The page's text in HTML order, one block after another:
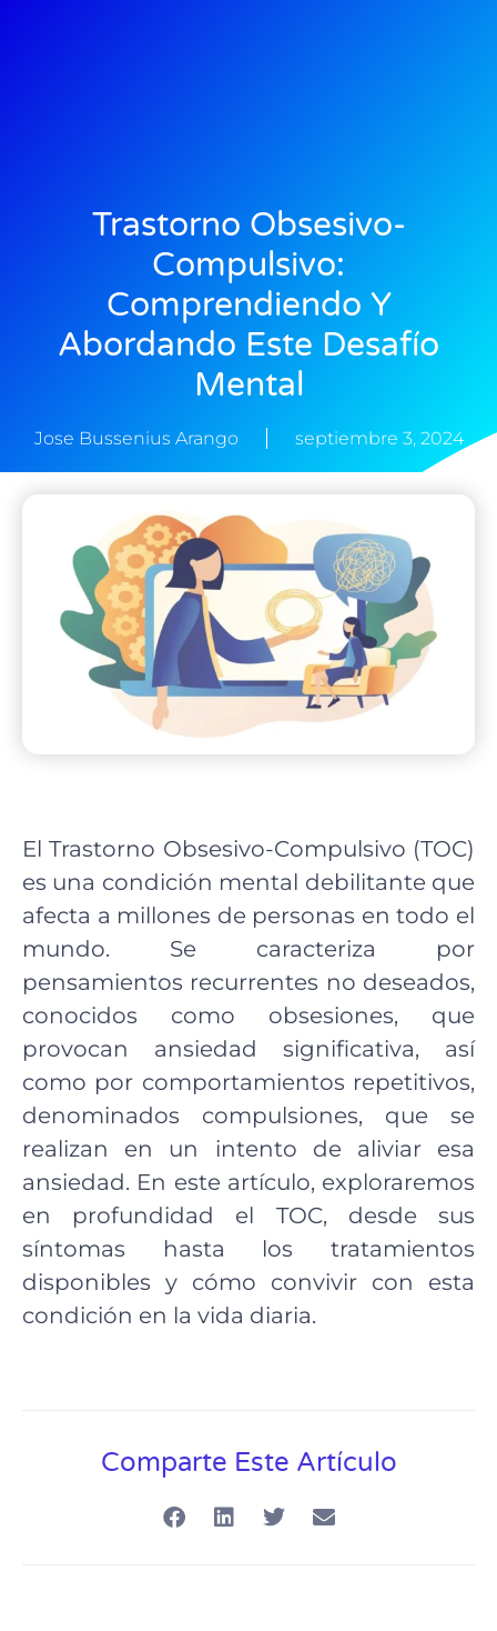
Trastorno Obsesivo-
Compulsivo:
Comprendiendo Y
Abordando Este Desafío
Mental
Jose Bussenius Arango septiembre 3, 2024
El Trastorno Obsesivo-Compulsivo (TOC)
es una condición mental debilitante que
afecta a millones de personas en todo el
mundo. Se caracteriza por
pensamientos recurrentes no deseados,
conocidos como obsesiones, que
provocan ansiedad significativa, así
como por comportamientos repetitivos,
denominados compulsiones, que se
realizan en un intento de aliviar esa
ansiedad. En este artículo, exploraremos
en profundidad el TOC, desde sus
síntomas hasta los tratamientos
disponibles y cómo convivir con esta
condición en la vida diaria.
Comparte Este Artículo